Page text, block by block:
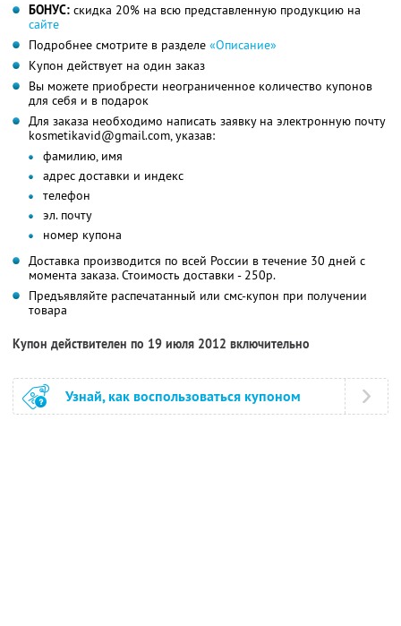
БОНУС: скидка 20% на всю представленную продукцию на
сайте
Подробнее смотрите в разделе «Описание»
Купон действует на один заказ
Вы можете приобрести неограниченное количество купонов
для себя и в подарок
Для заказа необходимо написать заявку на электронную почту
kosmetikavid@gmail.com, указав:
фамилию, имя
адрес доставки и индекс
телефон
эл. почту
номер купона
Доставка производится по всей России в течение 30 дней с
момента заказа. Стоимость доставки - 250р.
Предъявляйте распечатанный или смс-купон при получении
товара
Купон действителен по 19 июля 2012 включительно
Узнай, как воспользоваться купоном